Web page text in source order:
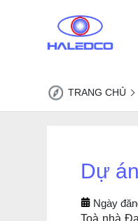
TRANG CHỦ
Dự
Ngày
Toà nhà